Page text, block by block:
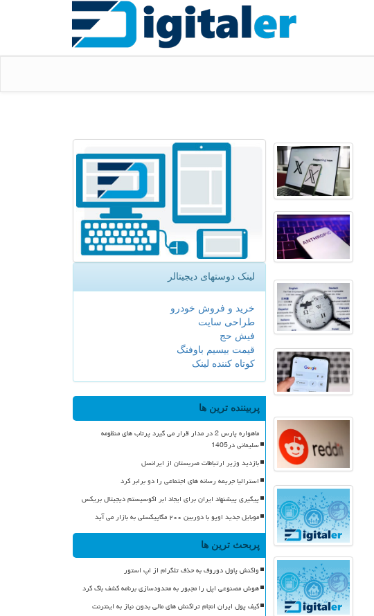
لینک دوستهای دیجیتالر
خرید و فروش خودرو
طراحی سایت
فیش حج
قیمت بیسیم باوفنگ
کوتاه کننده لینک
پربیننده ترین ها
ماهواره پارس 2 در مدار قرار می گیرد پرتاب های منظومه
سلیمانی در1405
بازدید وزیر ارتباطات صربستان از ایرانسل
استرالیا جریمه رسانه های اجتماعی را دو برابر کرد
پیگیری پیشنهاد ایران برای ایجاد ابر اکوسیستم دیجیتال بریکس
موبایل جدید اوپو با دوربین ۲۰۰ مگاپیکسلی به بازار می آید
پربحث ترین ها
واکنش پاول دوروف به حذف تلگرام از اپ استور
هوش مصنوعی اپل را مجبور به محدودسازی برنامه کشف باگ کرد
کیف پول ایران انجام تراکنش های مالی بدون نیاز به اینترنت